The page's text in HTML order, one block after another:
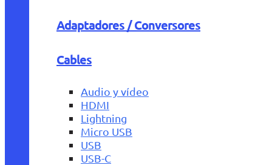
Adaptadores / Conversores
Cables
Audio y vídeo
HDMI
Lightning
Micro USB
USB
USB-C